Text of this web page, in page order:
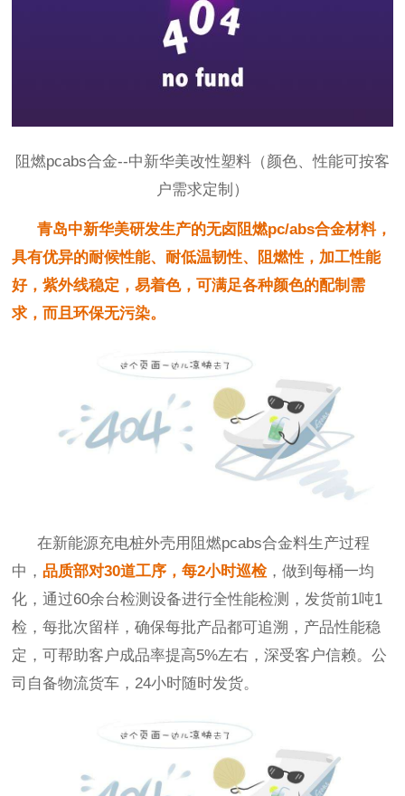
阻燃pcabs合金--中新华美改性塑料（颜色、性能可按客
户需求定制）
青岛中新华美研发生产的无卤阻燃pc/abs合金材料，
具有优异的耐候性能、耐低温韧性、阻燃性，加工性能
好，紫外线稳定，易着色，可满足各种颜色的配制需
求，而且环保无污染。
在新能源充电桩外壳用阻燃pcabs合金料生产过程
中，品质部对30道工序，每2小时巡检，做到每桶一均
化，通过60余台检测设备进行全性能检测，发货前1吨1
检，每批次留样，确保每批产品都可追溯，产品性能稳
定，可帮助客户成品率提高5%左右，深受客户信赖。公
司自备物流货车， 24小时随时发货。